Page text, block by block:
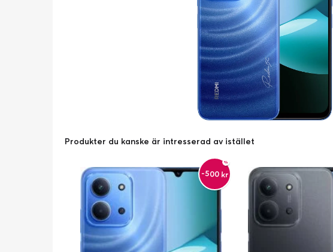
Produkter du kanske är intresserad av istället
-500 kr